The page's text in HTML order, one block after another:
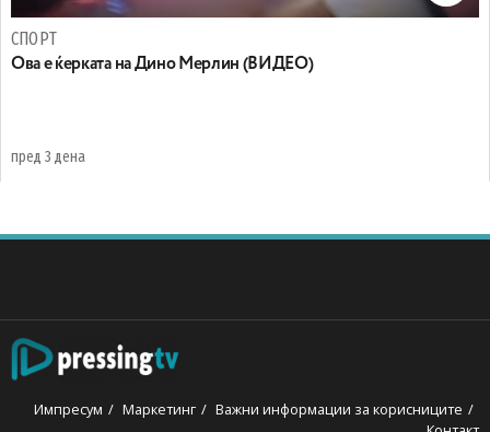
СПОРТ
Oва е ќерката на Дино Мерлин (ВИДЕО)
пред 3 дена
Импресум Маркетинг
Важни информации за корисниците